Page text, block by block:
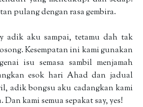
pulang dengan rasa gembira.
adik aku sampai, tetamu dah tak
Kesempatan ini kami gunakan
isu semasa sambil menjamah
esok hari Ahad dan jadual
adik bongsu aku cadangkan kami
Dan kami semua sepakat say, yes!